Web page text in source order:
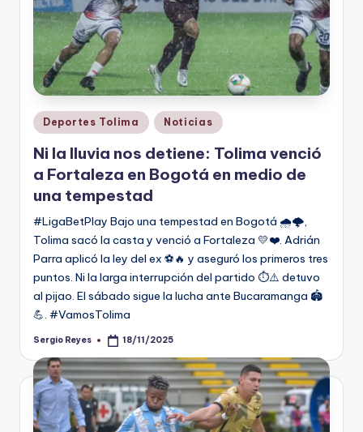
Publicado
en
Deportes Tolima Noticias
Ni la lluvia nos detiene: Tolima venció
a Fortaleza en Bogotá en medio de
una tempestad
#LigaBetPlay Bajo una tempestad en Bogotá 🌧️🌩️,
Tolima sacó la casta y venció a Fortaleza 💛❤️. Adrián
Parra aplicó la ley del ex ⚽🔥 y aseguró los primeros tres
puntos. Ni la larga interrupción del partido ⏱️⚠️ detuvo
al pijao. El sábado sigue la lucha ante Bucaramanga 🏟️
💪. #VamosTolima
Publicado
Sergio Reyes 18/11/2025